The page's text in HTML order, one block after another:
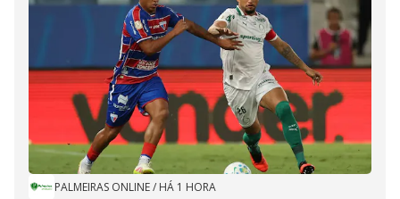
PALMEIRAS ONLINE/ HÁ 1 HORA